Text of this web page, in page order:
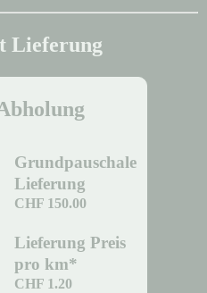
Lieferung
Grundpauschale
Lieferung
CHF 150.00
Lieferung Preis
pro km*
CHF 1.20